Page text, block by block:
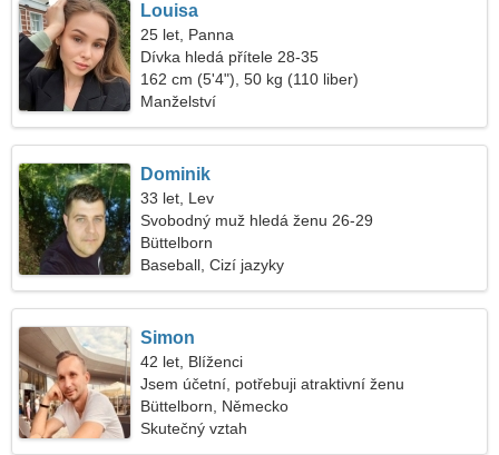
Louisa
25 let, Panna
Dívka hledá přítele 28-35
162 cm (5'4"), 50 kg (110 liber)
Manželství
Dominik
33 let, Lev
Svobodný muž hledá ženu 26-29
Büttelborn
Baseball, Cizí jazyky
Simon
42 let, Blíženci
Jsem účetní, potřebuji atraktivní ženu
Büttelborn, Německo
Skutečný vztah